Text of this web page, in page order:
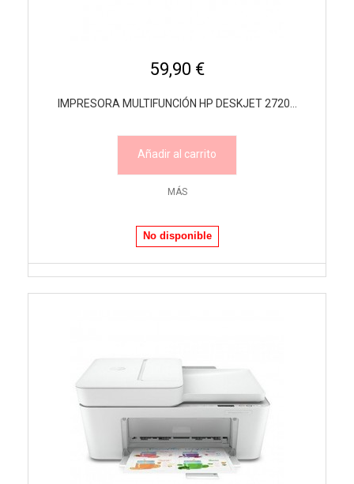
59,90 €
IMPRESORA MULTIFUNCIÓN HP DESKJET 2720...
Añadir al carrito
MÁS
No disponible